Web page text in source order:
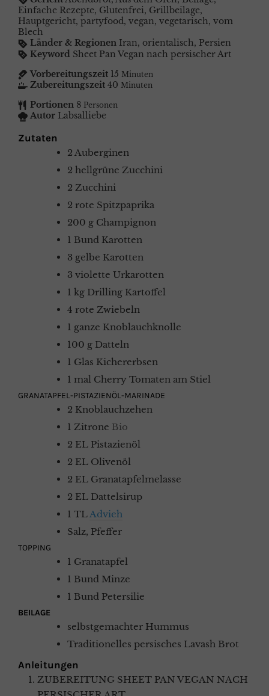
Einfache Rezepte, Glutenfrei, Grillbeilage,
Hauptgericht, partyfood, vegan, vegetarisch, vom
Blech
Länder & Regionen Iran, orientalisch, Persien
Keyword Sheet Pan Vegan nach persischer Art
Vorbereitungszeit 15 Minuten
Zubereitungszeit 40 Minuten
Portionen 8 Personen
Autor Labsalliebe
Zutaten
2 Auberginen
2 hellgrüne Zucchini
2 Zucchini
2 rote Spitzpaprika
200 g Champignon
1 Bund Karotten
3 gelbe Karotten
3 violette Urkarotten
1 kg Drilling Kartoffel
4 rote Zwiebeln
1 ganze Knoblauchknolle
100 g Datteln
1 Glas Kichererbsen
1 mal Cherry Tomaten am Stiel
GRANATAPFEL-PISTAZIENÖL-MARINADE
2 Knoblauchzehen
1 Zitrone Bio
2 EL Pistazienöl
2 EL Olivenöl
2 EL Granatapfelmelasse
2 EL Dattelsirup
1 TL Advieh
Salz, Pfeffer
TOPPING
1 Granatapfel
1 Bund Minze
1 Bund Petersilie
BEILAGE
selbstgemachter Hummus
Traditionelles persisches Lavash Brot
Anleitungen
ZUBEREITUNG SHEET PAN VEGAN NACH